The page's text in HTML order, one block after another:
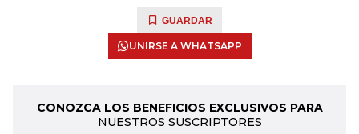
GUARDAR
UNIRSE A WHATSAPP
CONOZCA LOS BENEFICIOS EXCLUSIVOS PARA
NUESTROS SUSCRIPTORES